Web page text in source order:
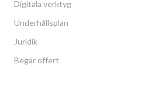
Digitala verktyg
Underhållsplan
Juridik
Begär offert